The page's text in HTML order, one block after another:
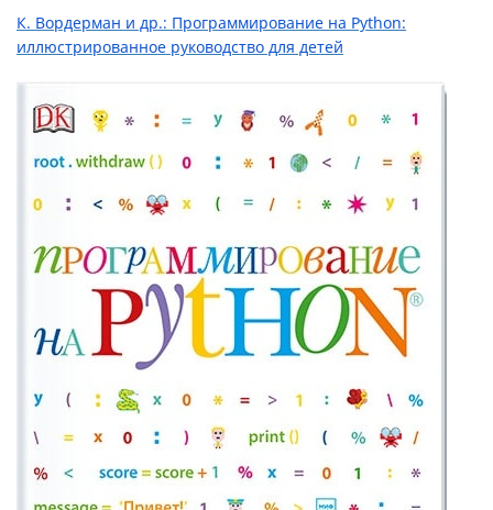
К. Вордерман и др.: Программирование на Python:
иллюстрированное руководство для детей